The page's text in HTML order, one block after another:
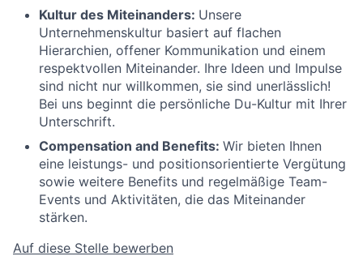
Kultur des Miteinanders: Unsere
Unternehmenskultur basiert auf flachen
Hierarchien, offener Kommunikation und einem
respektvollen Miteinander. Ihre Ideen und Impulse
sind nicht nur willkommen, sie sind unerlässlich!
Bei uns beginnt die persönliche Du-Kultur mit Ihrer
Unterschrift.
Compensation and Benefits: Wir bieten Ihnen
eine leistungs- und positionsorientierte Vergütung
sowie weitere Benefits und regelmäßige Team-
Events und Aktivitäten, die das Miteinander
stärken.
Auf diese Stelle bewerben